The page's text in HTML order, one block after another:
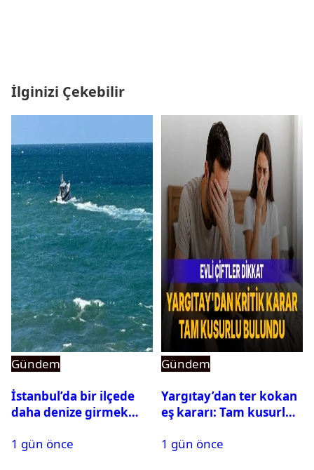
İlginizi Çekebilir
Gündem
İstanbul’da bir ilçede
daha denize girmek
1 gün önce
Gündem
Yargıtay’dan ter kokan
eş kararı: Tam kusurlu
1 gün önce